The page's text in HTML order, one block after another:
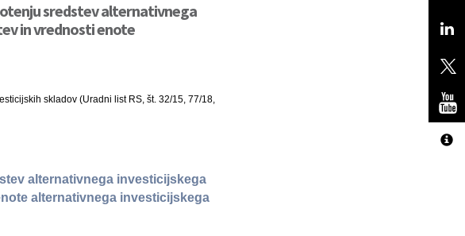
sredstev alternativnega
in vrednosti enote
skladov (Uradni list RS, št. 32/15, 77/18,
alternativnega investicijskega
alternativnega investicijskega